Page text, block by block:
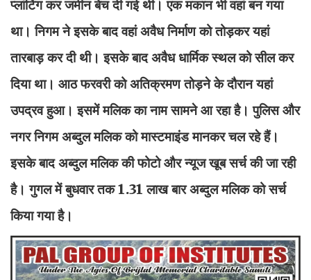
प्लांटिंग कर जमीन बेच दी गई थी। एक मकान भी वहां बन गया
था। निगम ने इसके बाद वहां अवैध निर्माण को तोड़कर यहां
तारबाड़ कर दी थी। इसके बाद अवैध धार्मिक स्थल को सील कर
दिया था। आठ फरवरी को अतिक्रमण तोड़ने के दौरान यहां
उपद्रव हुआ। इसमें मलिक का नाम सामने आ रहा है। पुलिस और
नगर निगम अब्दुल मलिक को मास्टमाइंड मानकर चल रहे हैं।
इसके बाद अब्दुल मलिक की फोटो और न्यूज खूब सर्च की जा रही
है। गुगल में बुधवार तक 1.31 लाख बार अब्दुल मलिक को सर्च
किया गया है।